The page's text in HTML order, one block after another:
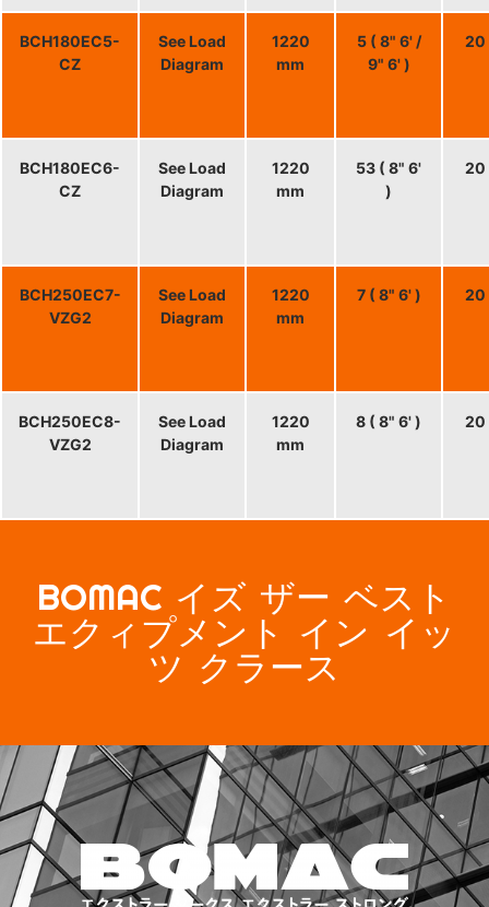
BCH180EC5-
CZ
See Load
Diagram
1220
mm
5 ( 8" 6' /
9" 6' )
20
BCH180EC6-
CZ
See Load
Diagram
1220
mm
53 ( 8" 6'
)
20
BCH250EC7-
VZG2
See Load
Diagram
1220
mm
7 ( 8" 6' ) 20
BCH250EC8-
VZG2
See Load
Diagram
1220
mm
8 ( 8" 6' ) 20
BOMAC イズ ザー ベスト
エクィプメント イン イッ
ツ クラース